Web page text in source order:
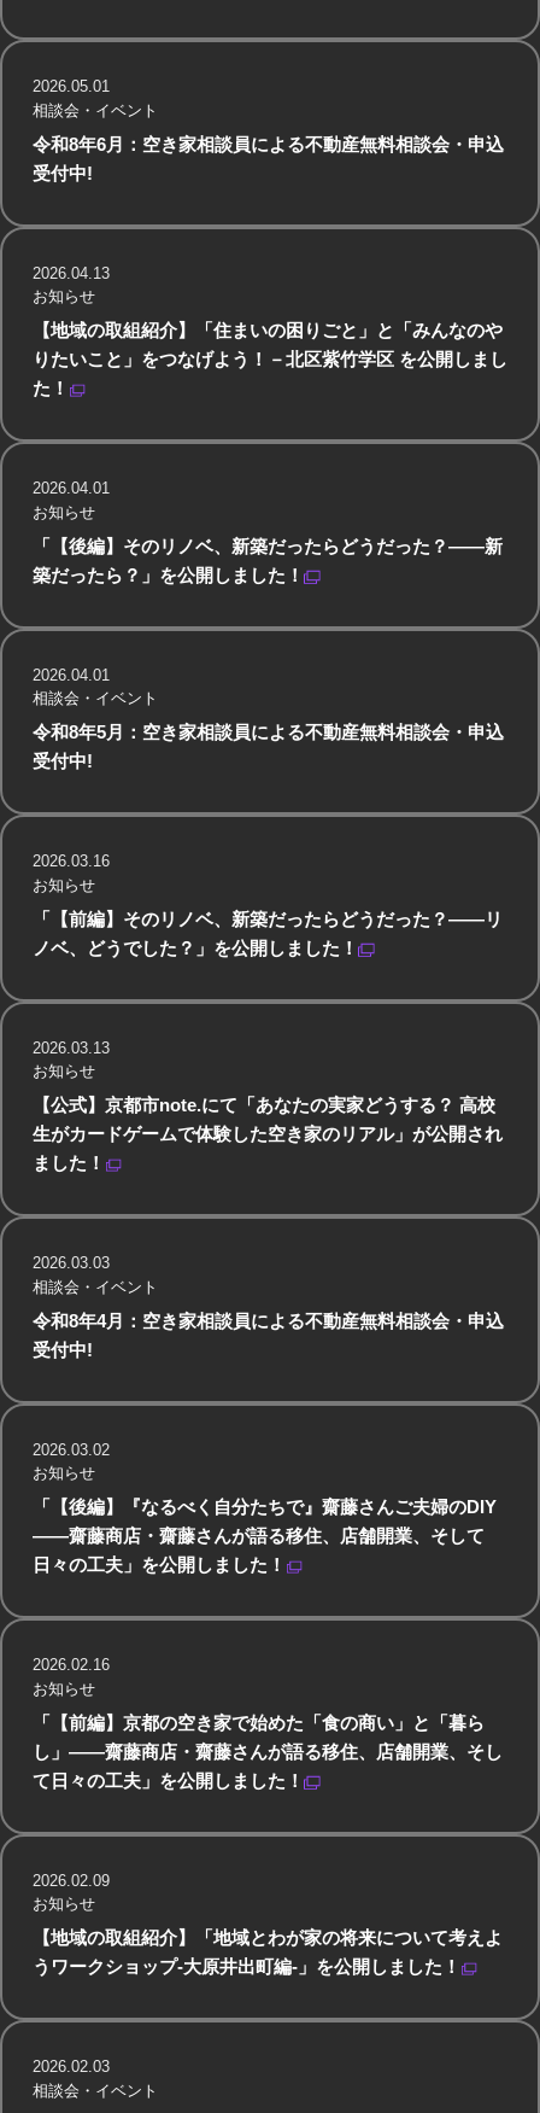
令和8年6月：空き家相談員による不動産無料相談会・申込
受付中!
2026.05.01
相談会・イベント
【地域の取組紹介】「住まいの困りごと」と「みんなのや
りたいこと」をつなげよう！－北区紫竹学区 を公開しまし
た！
2026.04.13
お知らせ
「【後編】そのリノベ、新築だったらどうだった？——新
築だったら？」を公開しました！
2026.04.01
お知らせ
令和8年5月：空き家相談員による不動産無料相談会・申込
受付中!
2026.04.01
相談会・イベント
「【前編】そのリノベ、新築だったらどうだった？——リ
ノベ、どうでした？」を公開しました！
2026.03.16
お知らせ
【公式】京都市note.にて「あなたの実家どうする？ 高校
生がカードゲームで体験した空き家のリアル」が公開され
ました！
2026.03.13
お知らせ
令和8年4月：空き家相談員による不動産無料相談会・申込
受付中!
2026.03.03
相談会・イベント
「【後編】『なるべく自分たちで』齋藤さんご夫婦のDIY
——齋藤商店・齋藤さんが語る移住、店舗開業、そして
日々の工夫」を公開しました！
2026.03.02
お知らせ
「【前編】京都の空き家で始めた「食の商い」と「暮ら
し」——齋藤商店・齋藤さんが語る移住、店舗開業、そし
て日々の工夫」を公開しました！
2026.02.16
お知らせ
【地域の取組紹介】「地域とわが家の将来について考えよ
うワークショップ-大原井出町編-」を公開しました！
2026.02.09
お知らせ
2026.02.03
相談会・イベント